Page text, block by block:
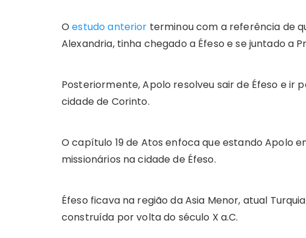
Oestudo anterior terminou com a referência de
Alexandria, tinha chegado a Éfeso e se juntado a
Posteriormente, Apolo resolveu sair de Éfeso e ir
cidade de Corinto.
O capítulo 19 de Atos enfoca que estando Apolo
missionários na cidade de Éfeso.
Éfeso ficava na região da Asia Menor, atual
construída por volta do século X a.C.